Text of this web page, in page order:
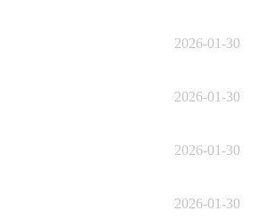
2026-01-30
2026-01-30
2026-01-30
2026-01-30